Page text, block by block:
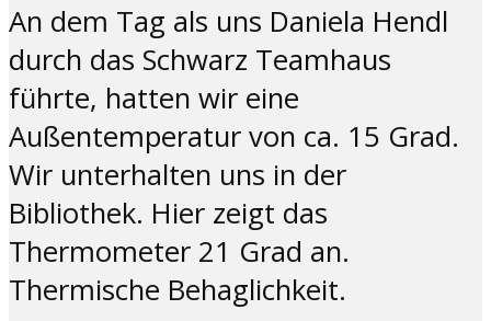
An dem Tag als uns Daniela Hendl
durch das Schwarz Teamhaus
führte, hatten wir eine
Außentemperatur von ca. 15 Grad.
Wir unterhalten uns in der
Bibliothek. Hier zeigt das
Thermometer 21 Grad an.
Thermische Behaglichkeit.